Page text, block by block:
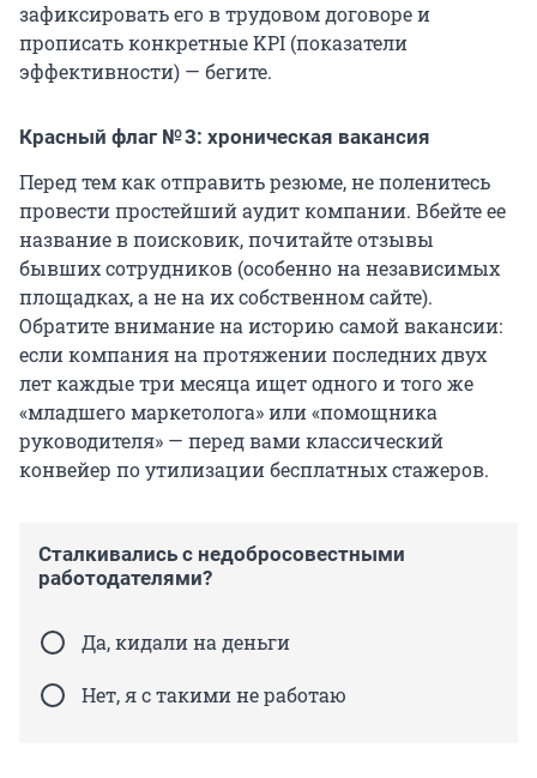
зафиксировать его в трудовом договоре и
прописать конкретные KPI (показатели
эффективности) — бегите.
Красный флаг № 3: хроническая вакансия
Перед тем как отправить резюме, не поленитесь
провести простейший аудит компании. Вбейте ее
название в поисковик, почитайте отзывы
бывших сотрудников (особенно на независимых
площадках, а не на их собственном сайте).
Обратите внимание на историю самой вакансии:
если компания на протяжении последних двух
лет каждые три месяца ищет одного и того же
«младшего маркетолога» или «помощника
руководителя» — перед вами классический
конвейер по утилизации бесплатных стажеров.
Сталкивались с недобросовестными
работодателями?
Да, кидали на деньги
Нет, я с такими не работаю